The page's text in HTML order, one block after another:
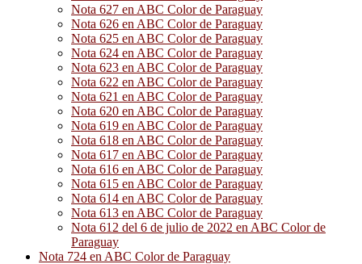
Nota 627 en ABC Color de Paraguay
Nota 626 en ABC Color de Paraguay
Nota 625 en ABC Color de Paraguay
Nota 624 en ABC Color de Paraguay
Nota 623 en ABC Color de Paraguay
Nota 622 en ABC Color de Paraguay
Nota 621 en ABC Color de Paraguay
Nota 620 en ABC Color de Paraguay
Nota 619 en ABC Color de Paraguay
Nota 618 en ABC Color de Paraguay
Nota 617 en ABC Color de Paraguay
Nota 616 en ABC Color de Paraguay
Nota 615 en ABC Color de Paraguay
Nota 614 en ABC Color de Paraguay
Nota 613 en ABC Color de Paraguay
Nota 612 del 6 de julio de 2022 en ABC Color de
Paraguay
Nota 724 en ABC Color de Paraguay